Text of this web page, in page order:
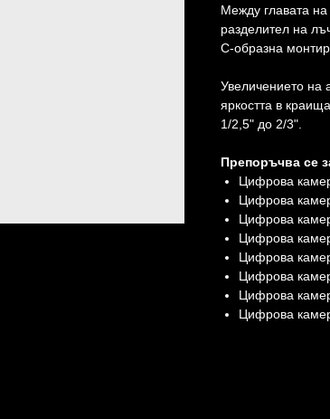
Между главата
разделител на
С-образна
Увеличението на
яркостта в
1/2,5" до 2/3".
Препоръчва се
Цифрова
Цифрова
Цифрова
Цифрова
Цифрова
Цифрова
Цифрова
Цифрова